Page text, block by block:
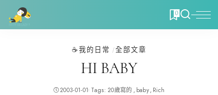
0
☕️我的日常 全部文章
HI BABY
2003-01-01 Tags: 20歲寫的 baby Rich